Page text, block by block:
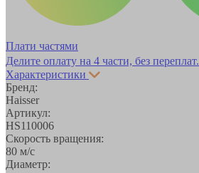
Плати частями
Делите оплату на 4 части, без переплат.
Характеристики
Бренд:
Haisser
Артикул:
HS110006
Скорость вращения:
80 м/с
Диаметр: